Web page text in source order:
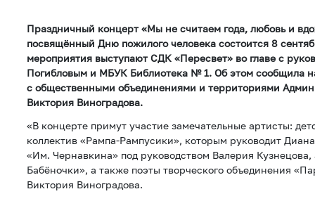
Праздничный концерт «Мы не считаем года, любовь и
посвящённый Дню пожилого человека состоится 8
мероприятия выступают СДК «Пересвет» во главе с
Погибловым и МБУК Библиотека № 1. Об этом сообщила
с общественными объединениями и территориями
Виктория Виноградова.
«В концерте примут участие замечательные артисты:
коллектив «Рампа-Рампусики», которым руководит
«Им. Чернавкина» под руководством Валерия Кузнецова,
Бабёночки», а также поэты творческого объединения
Виктория Виноградова.